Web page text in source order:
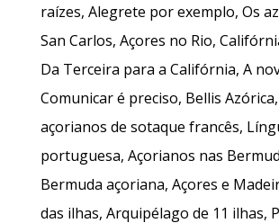
raízes, Alegrete por exemplo, Os
San Carlos, Açores no Rio,
Da Terceira para a Califórnia, A
Comunicar é preciso, Bellis
açorianos de sotaque francês,
portuguesa, Açorianos nas
Bermuda açoriana, Açores e
das ilhas, Arquipélago de 11 ilhas,